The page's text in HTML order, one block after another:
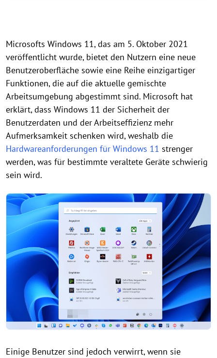
Microsofts Windows 11, das am 5. Oktober 2021
veröffentlicht wurde, bietet den Nutzern eine neue
Benutzeroberfläche sowie eine Reihe einzigartiger
Funktionen, die auf die aktuelle gemischte
Arbeitsumgebung abgestimmt sind. Microsoft hat
erklärt, dass Windows 11 der Sicherheit der
Benutzerdaten und der Arbeitseffizienz mehr
Aufmerksamkeit schenken wird, weshalb die
Hardwareanforderungen für Windows 11 strenger
werden, was für bestimmte veraltete Geräte schwierig
sein wird.
Einige Benutzer sind jedoch verwirrt, wenn sie